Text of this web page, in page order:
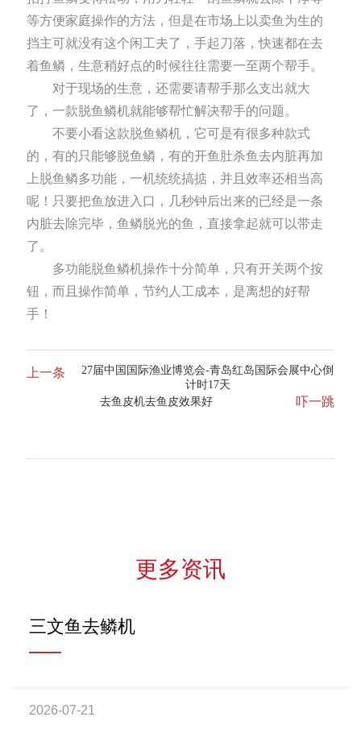
等方便家庭操作的方法，但是在市场上以卖鱼为生的
挡主可就没有这个闲工夫了，手起刀落，快速都在去
着鱼鳞，生意稍好点的时候往往需要一至两个帮手。
对于现场的生意，还需要请帮手那么支出就大
了，一款脱鱼鳞机就能够帮忙解决帮手的问题。
不要小看这款脱鱼鳞机，它可是有很多种款式
的，有的只能够脱鱼鳞，有的开鱼肚杀鱼去内脏再加
上脱鱼鳞多功能，一机统统搞掂，并且效率还相当高
呢！只要把鱼放进入口，几秒钟后出来的已经是一条
内脏去除完毕，鱼鳞脱光的鱼，直接拿起就可以带走
了。
多功能脱鱼鳞机操作十分简单，只有开关两个按
钮，而且操作简单，节约人工成本，是离想的好帮
手！
上一条
27届中国国际渔业博览会-青岛红岛国际会展中心倒
计时17天
去鱼皮机去鱼皮效果好
吓一跳
更多资讯
三文鱼去鳞机
2026-07-21